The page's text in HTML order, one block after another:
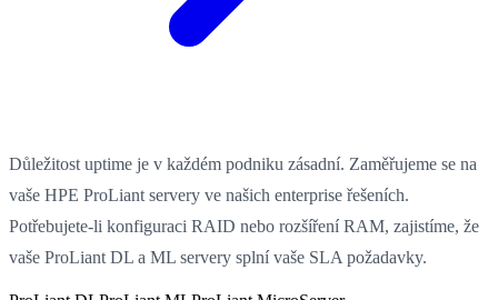
Důležitost uptime je v každém podniku zásadní. Zaměřujeme se na
vaše HPE ProLiant servery ve našich enterprise řešeních.
Potřebujete-li konfiguraci RAID nebo rozšíření RAM, zajistíme, že
vaše ProLiant DL a ML servery splní vaše SLA požadavky.